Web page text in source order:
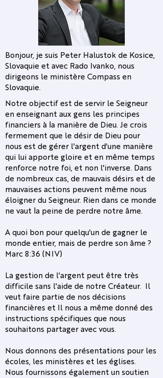
Bonjour, je suis Peter Halustok de Kosice,
Slovaquie et avec Rado Ivanko, nous
dirigeons le ministère Compass en
Slovaquie.
Notre objectif est de servir le Seigneur
en enseignant aux gens les principes
financiers à la manière de Dieu. Je crois
fermement que le désir de Dieu pour
nous est de gérer l'argent d'une manière
qui lui apporte gloire et en même temps
renforce notre foi, et non l'inverse. Dans
de nombreux cas, de mauvais désirs et de
mauvaises actions peuvent même nous
éloigner du Seigneur. Rien dans ce monde
ne vaut la peine de perdre notre âme.
A quoi bon pour quelqu'un de gagner le
monde entier, mais de perdre son âme ?
Marc 8:36 (NIV)
La gestion de l'argent peut être très
difficile sans l'aide de notre Créateur. Il
veut faire partie de nos décisions
financières et Il nous a même donné des
instructions spécifiques que nous
souhaitons partager avec vous.
Nous donnons des présentations pour les
écoles, les ministères et les églises.
Nous fournissons également un soutien